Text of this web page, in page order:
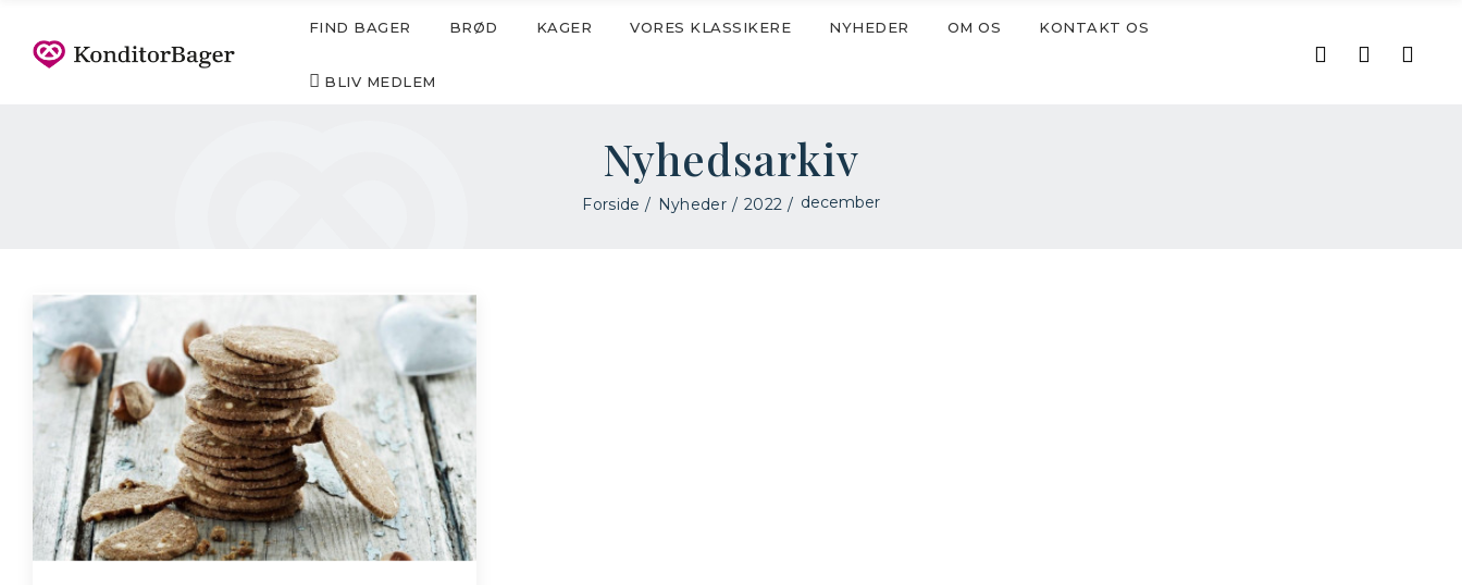
FIND BAGER BRØD KAGER VORES KLASSIKERE NYHEDER OM OS KONTAKT OS
BLIV MEDLEM
Nyhedsarkiv
Forside Nyheder 2022 december